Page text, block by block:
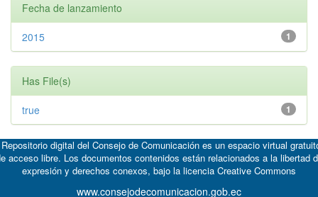
Fecha de lanzamiento
1
2015
Has File(s)
1
true
digital del Consejo de Comunicación es un espacio virtual
acceso libre. Los documentos contenidos están relacionados a la libertad
expresión y derechos conexos, bajo la licencia Creative Commons
www.consejodecomunicacion.gob.ec